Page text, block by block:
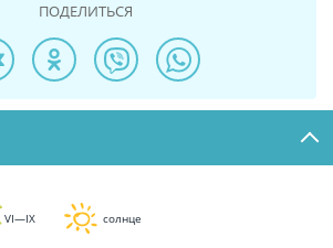
ПОДЕЛИТЬСЯ
VI—IX солнце